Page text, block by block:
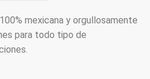
mexicana y orgullosamente
para todo tipo de